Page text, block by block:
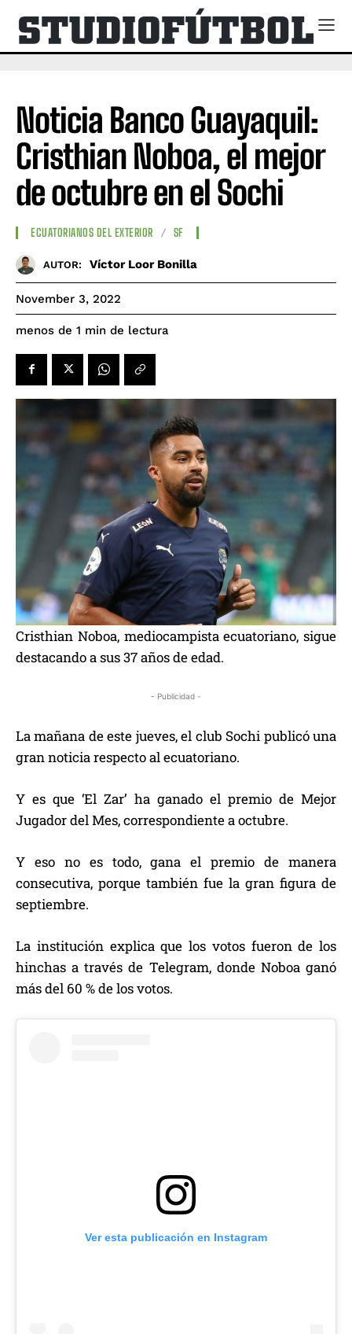
Noticia Banco Guayaquil:
Cristhian Noboa, el mejor
de octubre en el Sochi
ECUATORIANOS DEL EXTERIOR SF
AUTOR: Víctor Loor Bonilla
November 3, 2022
menos de 1 min de lectura
Cristhian Noboa, mediocampista ecuatoriano, sigue
destacando a sus 37 años de edad.
- Publicidad -
La mañana de este jueves, el club Sochi publicó una
gran noticia respecto al ecuatoriano.
Y es que ‘El Zar’ ha ganado el premio de Mejor
Jugador del Mes, correspondiente a octubre.
Y eso no es todo, gana el premio de manera
consecutiva, porque también fue la gran figura de
septiembre.
La institución explica que los votos fueron de los
hinchas a través de Telegram, donde Noboa ganó
más del 60 % de los votos.
Ver esta publicación en Instagram